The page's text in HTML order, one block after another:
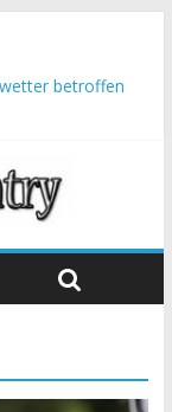
betroffen
Bundesliga
Richards
Seewald führt
Rennen der